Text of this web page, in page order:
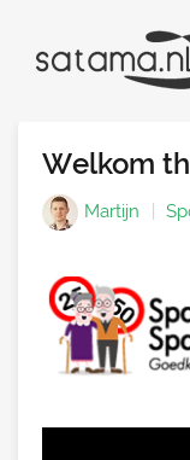
Welkom
Martijn